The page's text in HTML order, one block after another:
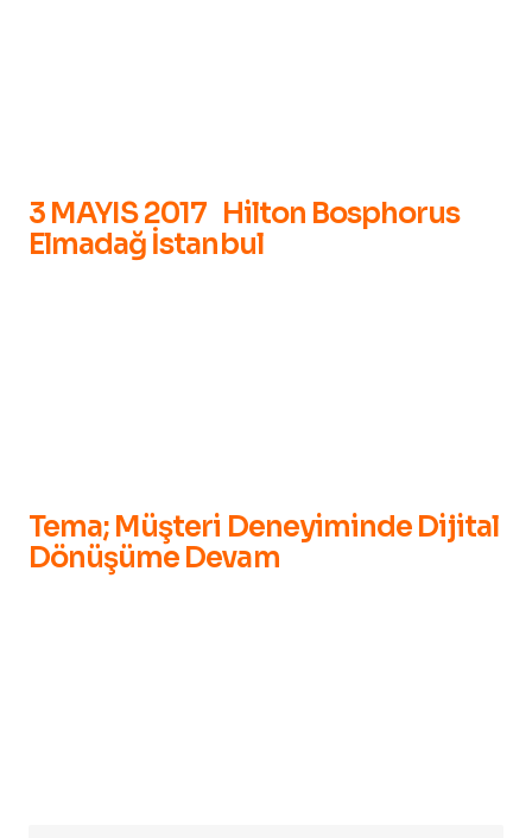
3 MAYIS 2017 Hilton Bosphorus
Elmadağ İstanbul
Tema; Müşteri Deneyiminde Dijital
Dönüşüme Devam